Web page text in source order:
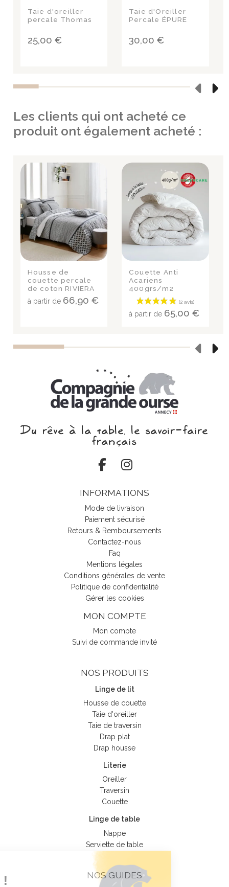
Taie d'oreiller
percale Thomas
25,00 €
Taie d'Oreiller
Percale ÉPURE
30,00 €
Les clients qui ont acheté ce
produit ont également acheté :
Housse de
couette percale
de coton RIVIERA
REGLISSE
à partir de 66,90 €
Couette Anti
Acariens
400grs/m2
GREENCARE®
à partir de 65,00 €
Du rêve à la table, le savoir‑faire
français
INFORMATIONS
Mode de livraison
Paiement sécurisé
Retours & Remboursements
Contactez-nous
Faq
Mentions légales
Conditions générales de vente
Politique de confidentialité
Gérer les cookies
MON COMPTE
Mon compte
Suivi de commande invité
NOS PRODUITS
Linge de lit
Housse de couette
Taie d'oreiller
Taie de traversin
Drap plat
Drap housse
Literie
Oreiller
Traversin
Couette
Linge de table
Nappe
Serviette de table
NOS GUIDES